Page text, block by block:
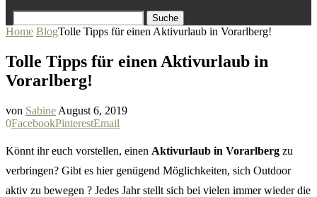
Suche
Home BlogTolle Tipps für einen Aktivurlaub in Vorarlberg!
Tolle Tipps für einen Aktivurlaub in
Vorarlberg!
von Sabine August 6, 2019
0FacebookPinterestEmail
Könnt ihr euch vorstellen, einen Aktivurlaub in Vorarlberg zu
verbringen? Gibt es hier genügend Möglichkeiten, sich Outdoor
aktiv zu bewegen ? Jedes Jahr stellt sich bei vielen immer wieder die